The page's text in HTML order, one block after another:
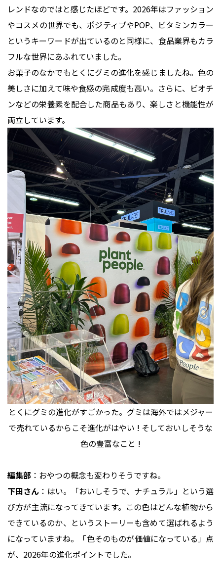
レンドなのではと感じたほどです。2026年はファッション
やコスメの世界でも、ポジティブやPOP、ビタミンカラー
というキーワードが出ているのと同様に、食品業界もカラ
フルな世界にあふれていました。
お菓子のなかでもとくにグミの進化を感じましたね。色の
美しさに加えて味や食感の完成度も高い。さらに、ビオチ
ンなどの栄養素を配合した商品もあり、楽しさと機能性が
両立しています。
とくにグミの進化がすごかった。グミは海外ではメジャー
で売れているからこそ進化がはやい ! そしておいしそうな
色の豊富なこと !
編集部 ：おやつの概念も変わりそうですね。
下田さん ：はい。「おいしそうで、ナチュラル」という選
び方が主流になってきています。この色はどんな植物から
できているのか、というストーリーも含めて選ばれるよう
になっていますね。「色そのものが価値になっている」点
が、2026年の進化ポイントでした。